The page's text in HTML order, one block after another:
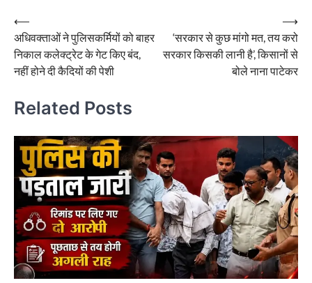
Post
navigation
⟵
अधिवक्ताओं ने पुलिसकर्मियों को बाहर
निकाल कलेक्ट्रेट के गेट किए बंद,
नहीं होने दी कैदियों की पेशी
‘सरकार से कुछ मांगो मत, तय करो
सरकार किसकी लानी है’, किसानों से
बोले नाना पाटेकर
⟶
Related Posts